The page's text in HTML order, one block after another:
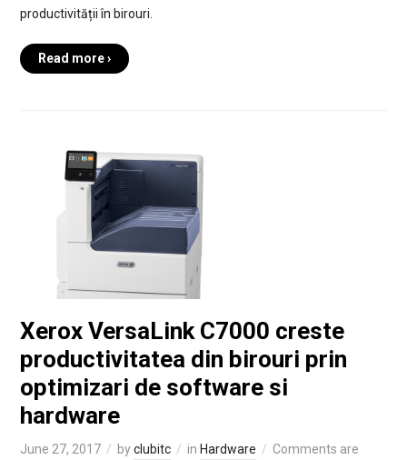
productivității în birouri.
Read more ›
Xerox VersaLink C7000 creste
productivitatea din birouri prin
optimizari de software si
hardware
June 27, 2017 byclubitc in Hardware Comments are